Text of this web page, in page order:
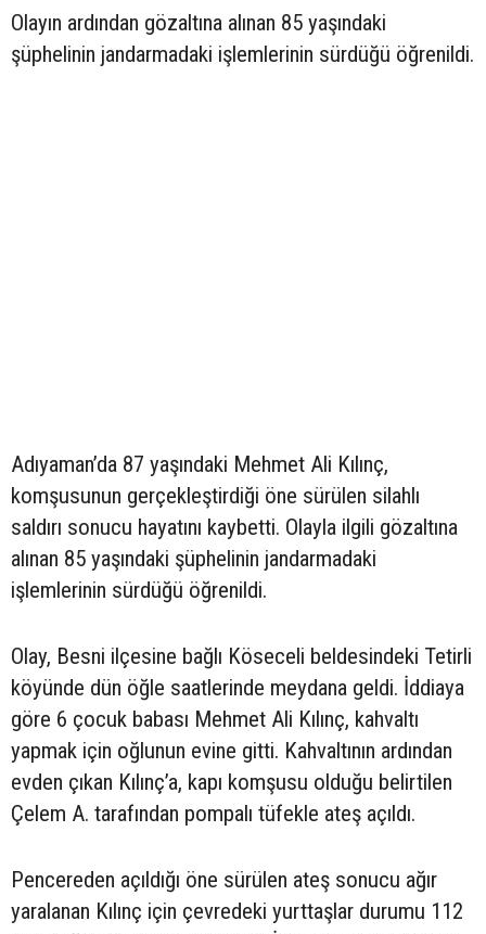
Olayın ardından gözaltına alınan 85 yaşındaki
şüphelinin jandarmadaki işlemlerinin sürdüğü öğrenildi.
Adıyaman’da 87 yaşındaki Mehmet Ali Kılınç,
komşusunun gerçekleştirdiği öne sürülen silahlı
saldırı sonucu hayatını kaybetti. Olayla ilgili gözaltına
alınan 85 yaşındaki şüphelinin jandarmadaki
işlemlerinin sürdüğü öğrenildi.
Olay, Besni ilçesine bağlı Köseceli beldesindeki Tetirli
köyünde dün öğle saatlerinde meydana geldi. İddiaya
göre 6 çocuk babası Mehmet Ali Kılınç, kahvaltı
yapmak için oğlunun evine gitti. Kahvaltının ardından
evden çıkan Kılınç’a, kapı komşusu olduğu belirtilen
Çelem A. tarafından pompalı tüfekle ateş açıldı.
Pencereden açıldığı öne sürülen ateş sonucu ağır
yaralanan Kılınç için çevredeki yurttaşlar durumu 112